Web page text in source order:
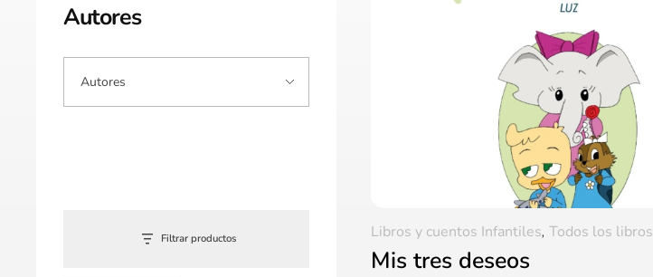
Mis tres deseos
Libros y cuentos Infantiles,Todos los libros
Autores
Filtrar productos